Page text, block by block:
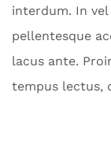
interdum. In
pellentesque
lacus ante.
tempus lectus,